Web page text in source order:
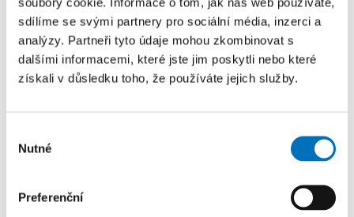
sdílíme se svými partnery pro sociální média, inzerci a
analýzy. Partneři tyto údaje mohou zkombinovat s
dalšími informacemi, které jste jim poskytli nebo které
získali v důsledku toho, že používáte jejich služby.
souhlasu
Nutné
Preferenční
TYP
Bakalářská práce
ROK